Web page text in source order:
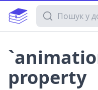
Пошук у
property